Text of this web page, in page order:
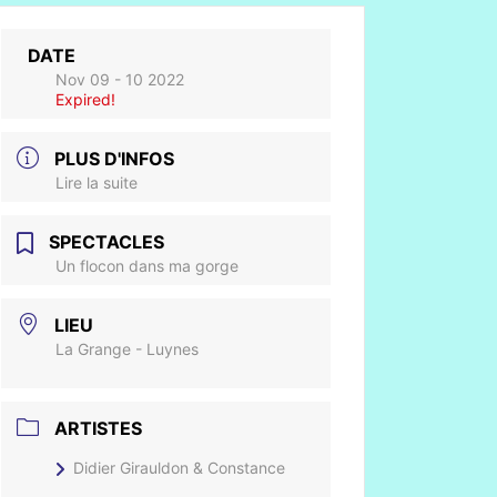
DATE
Nov 09 - 10 2022
Expired!
PLUS D'INFOS
Lire la suite
SPECTACLES
Un flocon dans ma gorge
LIEU
La Grange - Luynes
ARTISTES
Didier Girauldon & Constance